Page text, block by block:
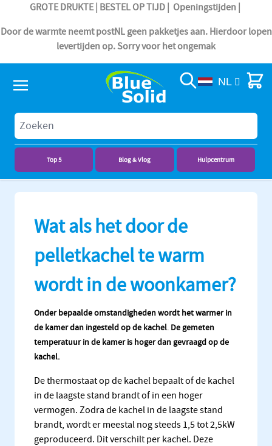
GROTE DRUKTE | BESTEL OP TIJD | Openingstijden
Door de warmte neemt postNL geen pakketjes aan. Hierdoor lopen
levertijden op. Sorry voor het ongemak
Top 5 Blog & Vlog Hulpcentrum
Search NL Cart
Wat als het door de
pelletkachel te warm
wordt in de woonkamer?
Onder bepaalde omstandigheden wordt het warmer in
de kamer dan ingesteld op de kachel. De gemeten
temperatuur in de kamer is hoger dan gevraagd op de
kachel.
De thermostaat op de kachel bepaalt of de kachel
in de laagste stand brandt of in een hoger
vermogen. Zodra de kachel in de laagste stand
brandt, wordt er meestal nog steeds 1,5 tot 2,5kW
geproduceerd. Dit verschilt per kachel. Deze